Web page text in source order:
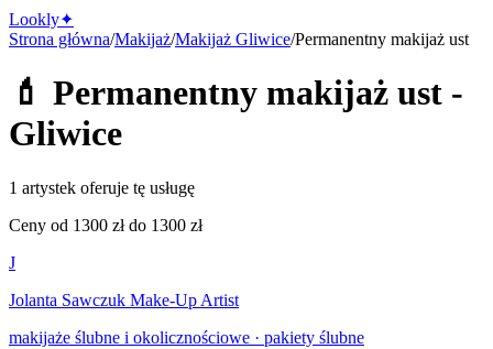
Lookly✦
Strona główna/Makijaż/Makijaż Gliwice/Permanentny makijaż ust
💄 Permanentny makijaż ust -
Gliwice
1 artystek oferuje tę usługę
Ceny od 1300 zł do 1300 zł
J
Jolanta Sawczuk Make-Up Artist
makijaże ślubne i okolicznościowe · pakiety ślubne